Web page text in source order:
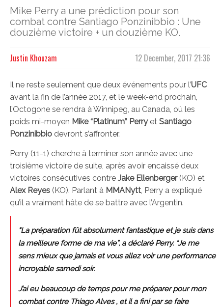
Mike Perry a une prédiction pour son
combat contre Santiago Ponzinibbio : Une
douzième victoire + un douzième KO.
12 December, 2017 21:36
Justin Khouzam
Il ne reste seulement que deux événements pour l’UFC
avant la fin de l’année 2017, et le week-end prochain,
l’Octogone se rendra à Winnipeg, au Canada, où les
poids mi-moyen Mike “Platinum” Perryet Santiago
Ponzinibbio devront s’affronter.
Perry (11-1) cherche à terminer son année avec une
troisième victoire de suite, après avoir encaissé deux
victoires consécutives contre Jake Ellenberger(KO) et
Alex Reyes (KO). Parlant à MMANytt, Perry a expliqué
qu’il a vraiment hâte de se battre avec l’Argentin.
“La préparation fût absolument fantastique et je suis dans
la meilleure forme de ma vie”, a déclaré Perry. “Je me
sens mieux que jamais et vous allez voir une performance
incroyable samedi soir.
J’ai eu beaucoup de temps pour me préparer pour mon
combat contre Thiago Alves , et il a fini par se faire